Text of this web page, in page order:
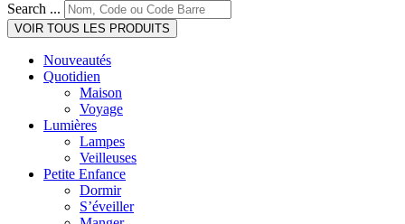
Search ...
VOIR TOUS LES PRODUITS
Nouveautés
Quotidien
Maison
Voyage
Lumières
Lampes
Veilleuses
Petite Enfance
Dormir
S’éveiller